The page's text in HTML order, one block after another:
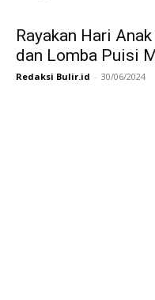
Rayakan Hari
dan Lomba Puisi
Redaksi Bulir.id - 30/06/2024